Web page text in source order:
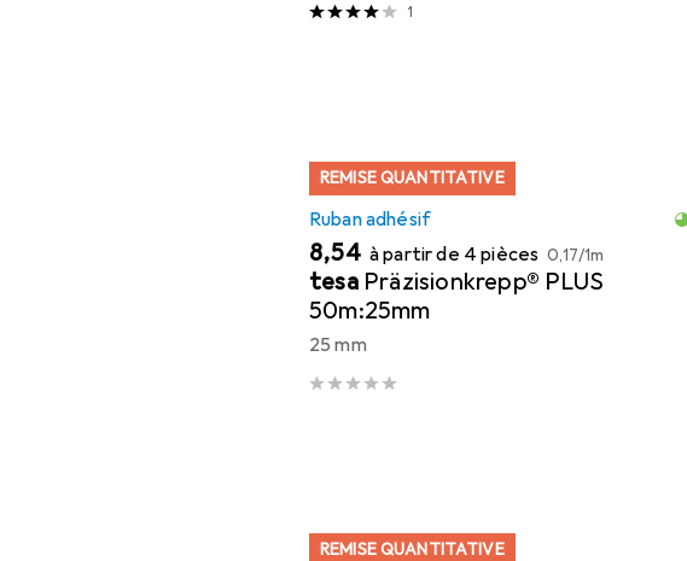
1
REMISE QUANTITATIVE
Ruban adhésif
EUR
8,54 à partir de 4 pièces EUR
0,17/1m
tesa Präzisionkrepp® PLUS
50m:25mm
25 mm
REMISE QUANTITATIVE